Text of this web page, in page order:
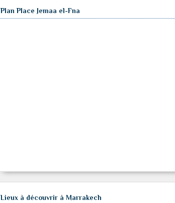
Plan Place Jemaa el-Fna
Lieux à découvrir à Marrakech